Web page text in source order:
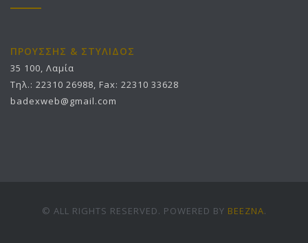
ΠΡΟΥΣΣΗΣ & ΣΤΥΛΙΔΟΣ
35 100, Λαμία
Τηλ.: 22310 26988, Fax: 22310 33628
badexweb@gmail.com
© ALL RIGHTS RESERVED. POWERED BY BEEZNA.